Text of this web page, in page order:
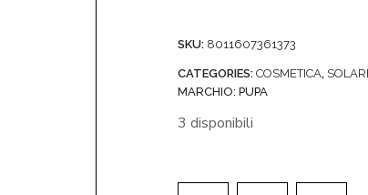
5
SKU: 8011607361373
CATEGORIES: COSMETICA, SOLARI
MARCHIO: PUPA
3 disponibili